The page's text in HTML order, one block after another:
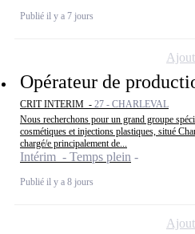
Publié il y a 7 jours
Opérateur de
CRIT INTERIM - 27 - CHARLEVAL
Nous recherchons pour un grand groupe
cosmétiques et injections plastiques, situé
chargé/e principalement de...
Intérim - Temps plein
Publié il y a 8 jours